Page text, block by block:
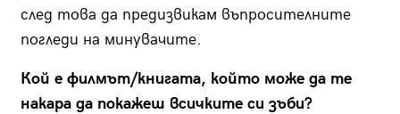
след това да предизвикам въпросителните
погледи на минувачите.
Кой е филмът/книгата, който може да те
накара да покажеш всичките си зъби?